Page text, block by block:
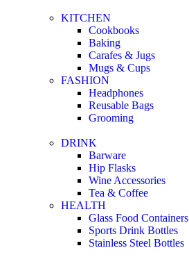
KITCHEN
Cookbooks
Baking
Carafes & Jugs
Mugs & Cups
FASHION
Headphones
Reusable Bags
Grooming
DRINK
Barware
Hip Flasks
Wine Accessories
Tea & Coffee
HEALTH
Glass Food Containers
Sports Drink Bottles
Stainless Steel Bottles